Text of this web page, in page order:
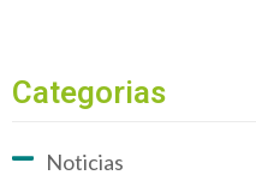
Categorias
Noticias